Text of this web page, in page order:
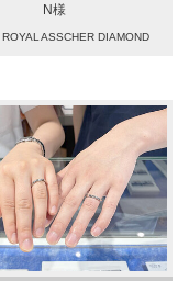
N様
ASSCHER DIAMOND